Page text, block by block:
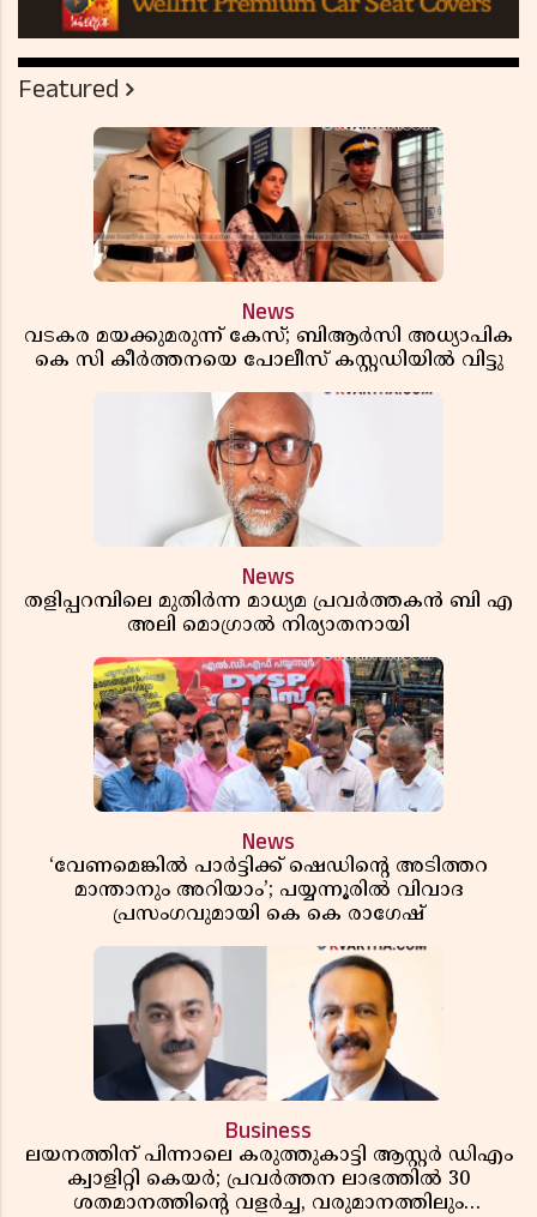
Featured
News
വടകര മയക്കുമരുന്ന് കേസ്; ബിആർസി അധ്യാപിക
കെ സി കീർത്തനയെ പോലീസ് കസ്റ്റഡിയിൽ വിട്ടു
News
തളിപ്പറമ്പിലെ മുതിർന്ന മാധ്യമ പ്രവർത്തകൻ ബി എ
അലി മൊഗ്രാൽ നിര്യാതനായി
News
‘വേണമെങ്കിൽ പാർട്ടിക്ക് ഷെഡിൻ്റെ അടിത്തറ
മാന്താനും അറിയാം’; പയ്യന്നൂരിൽ വിവാദ
പ്രസംഗവുമായി കെ കെ രാഗേഷ്
Business
ലയനത്തിന് പിന്നാലെ കരുത്തുകാട്ടി ആസ്റ്റർ ഡിഎം
ക്വാളിറ്റി കെയർ; പ്രവർത്തന ലാഭത്തിൽ 30
ശതമാനത്തിൻ്റെ വളർച്ച, വരുമാനത്തിലും